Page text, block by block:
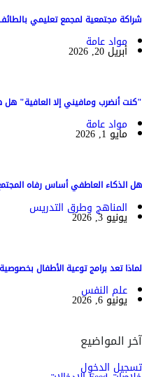
شراكة مجتمعية لمجمع تعليمي
مواد عامة
أبريل 20, 2026
"كنت أنضرب ومافيني إلا العافية" هل
مواد عامة
مايو 1, 2026
هل الذكاء العاطفي أساس رفاه
المناهج وطرق التدريس
يونيو 3, 2026
لماذا تعد برامج توعية الأطفال
علم النفس
يونيو 6, 2026
آخر المواضيع
تسجيل الدخول